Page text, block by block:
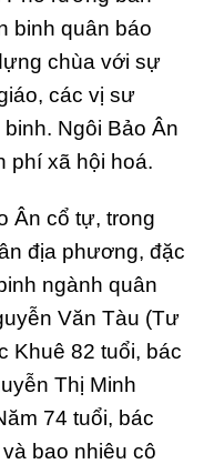
binh quân báo
chùa với sự
các vị sư
Ngôi Bảo Ân
phí xã hội hoá.
Ân cổ tự, trong
địa phương, đặc
ngành quân
Văn Tàu (Tư
Khuê 82 tuổi, bác
Thị Minh
74 tuổi, bác
bao nhiêu cô